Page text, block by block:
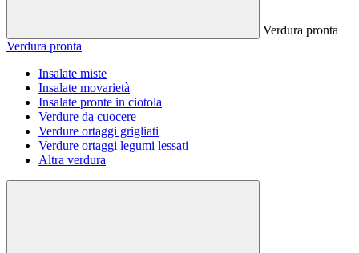
Verdura pronta
Verdura pronta
Insalate miste
Insalate movarietà
Insalate pronte in ciotola
Verdure da cuocere
Verdure ortaggi grigliati
Verdure ortaggi legumi lessati
Altra verdura